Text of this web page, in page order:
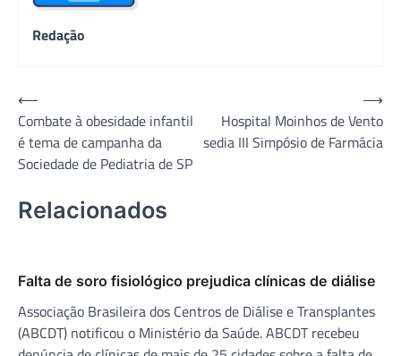
Redação
Navegação
de
Post
⟵
Combate à obesidade infantil
é tema de campanha da
Sociedade de Pediatria de SP
Hospital Moinhos de Vento
sedia III Simpósio de Farmácia
⟶
Relacionados
Falta de soro fisiológico prejudica clínicas de diálise
Associação Brasileira dos Centros de Diálise e Transplantes
(ABCDT) notificou o Ministério da Saúde. ABCDT recebeu